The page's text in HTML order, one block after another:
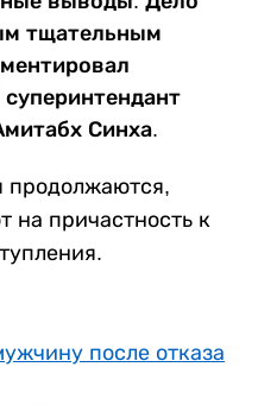
тщательным
Синха.
продолжаются,
на причастность к
после отказа